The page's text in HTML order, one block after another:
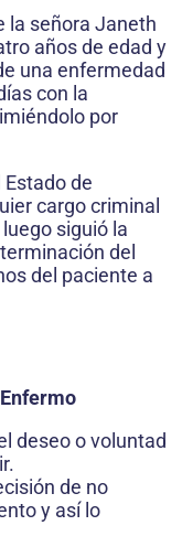
la señora Janeth
años de edad y
una enfermedad
con la
por
de
cargo criminal
siguió la
del
del paciente a
deseo o voluntad
de no
y así lo